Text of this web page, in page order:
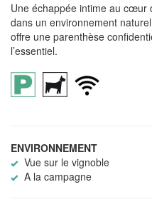
Une échappée intime au cœur
dans un environnement
offre une parenthèse
l’essentiel.
ENVIRONNEMENT
Vue sur le vignoble
A la campagne